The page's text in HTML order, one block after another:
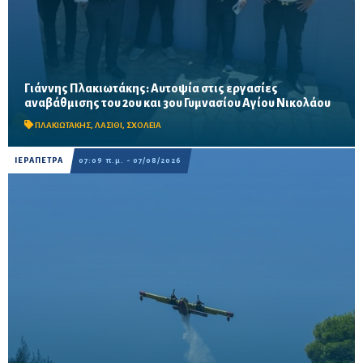
Γιάννης Πλακιωτάκης: Αυτοψία στις εργασίες
αναβάθμισης του 2ου και 3ου Γυμνασίου Αγίου Νικολάου
ΠΛΑΚΙΩΤΑΚΗΣ, ΛΑΣΙΘΙ, ΣΧΟΛΕΙΑ
Οι παρεμβάσεις του προγράμματος «Μαριέττα Γιαννάκου»
αναμένεται να ολοκληρωθούν πριν από τη νέα σχολική χρονιά –
Προβλέπονται ανακαινίσεις αιθουσών, αύλειων και...
ΙΕΡΑΠΕΤΡΑ 07:09 π.μ. - 07/08/2026